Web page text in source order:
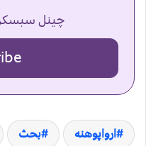
چینل
ارواپوهنه بحث